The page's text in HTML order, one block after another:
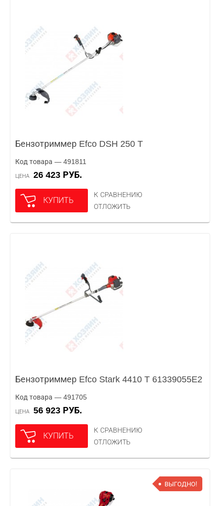
Бензотриммер Efco DSH 250 T
Код товара — 491811
ЦЕНА 26 423 РУБ.
КУПИТЬ
К СРАВНЕНИЮ
ОТЛОЖИТЬ
Бензотриммер Efco Stark 4410 T 61339055E2
Код товара — 491705
ЦЕНА 56 923 РУБ.
КУПИТЬ
К СРАВНЕНИЮ
ОТЛОЖИТЬ
ВЫГОДНО!